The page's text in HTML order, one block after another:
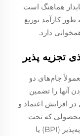
هماهنگ است
طور کارآمد توزیع
دارد.
تجزیه پذیر
جام‌های دو
آنها را تضمین
افزایش اعتماد و
محصولی که تحت
چیزی مثل برچسب موسسه محصولات تجزیه‌پذیر (BPI) یا